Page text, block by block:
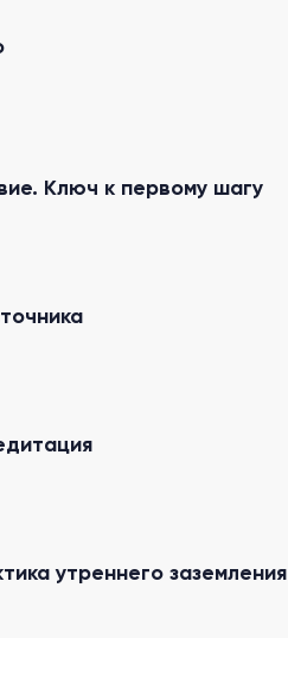
Ключ к первому шагу
утреннего заземления